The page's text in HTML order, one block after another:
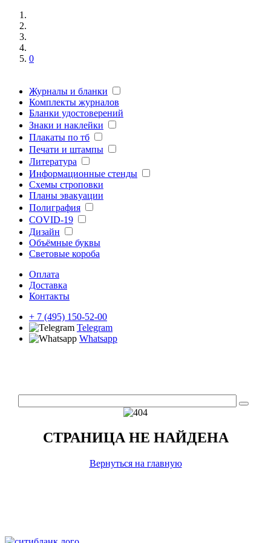
0
Журналы и бланки
Комплекты журналов
Бланки удостоверений
Знаки и наклейки
Плакаты по тб
Печати и штампы
Литература
Информационные стенды
Схемы строповки
Планы эвакуации
Полиграфия
COVID-19
Дизайн
Объёмные буквы
Световые короба
Оплата
Доставка
Контакты
+ 7 (495) 150-52-00
Telegram
Whatsapp
СТРАНИЦА НЕ НАЙДЕНА
Вернуться на главную